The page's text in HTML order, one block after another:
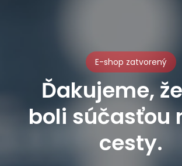
E-shop zatvorený
Ďakujeme,
boli súčasťou
cesty.